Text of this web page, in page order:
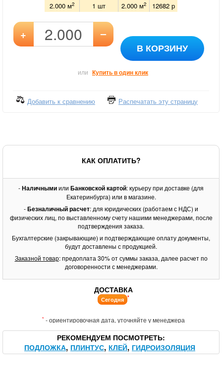
2.000 м2 1 шт 2.000 м2 12682 р
+ –
В КОРЗИНУ
или Купить в один клик
Добавить к сравнению Распечатать эту страницу
КАК ОПЛАТИТЬ?
-Наличнымиили Банковской картой: курьеру при доставке (для
Екатеринбурга) или в магазине.
-Безналичный расчет: для юридических (работаем с НДС) и
физических лиц, по выставленному счету нашими менеджерами, после
подтверждения заказа.
Бухгалтерские (закрывающие) и подтверждающие оплату документы,
будут доставлены с продукцией.
Заказной товар: предоплата 30% от суммы заказа, далее расчет по
договоренности с менеджерами.
ДОСТАВКА
Сегодня *
* - ориентировочная дата, уточняйте у менеджера
РЕКОМЕНДУЕМ ПОСМОТРЕТЬ
ПОДЛОЖКА ПЛИНТУС КЛЕЙ ГИДРОИЗОЛЯЦИЯ